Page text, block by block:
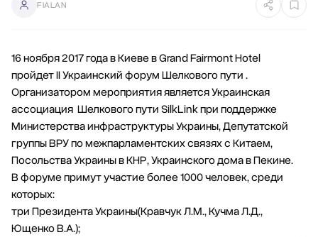
FIALAN
16 ноября 2017 года в Киеве в Grand Fairmont Hotel
пройдет ІІ Украинский форум Шелкового пути .
Организатором мероприятия является Украинская
ассоциация Шелкового пути SilkLink при поддержке
Министерства инфраструктуры Украины, Депутатской
группы ВРУ по межпарламентских связях с Китаем,
Посольства Украины в КНР, Украинского дома в Пекине.
В форуме примут участие более 1000 человек, среди
которых:
три Президента Украины(Кравчук Л.М., Кучма Л.Д.,
Ющенко В.А.);